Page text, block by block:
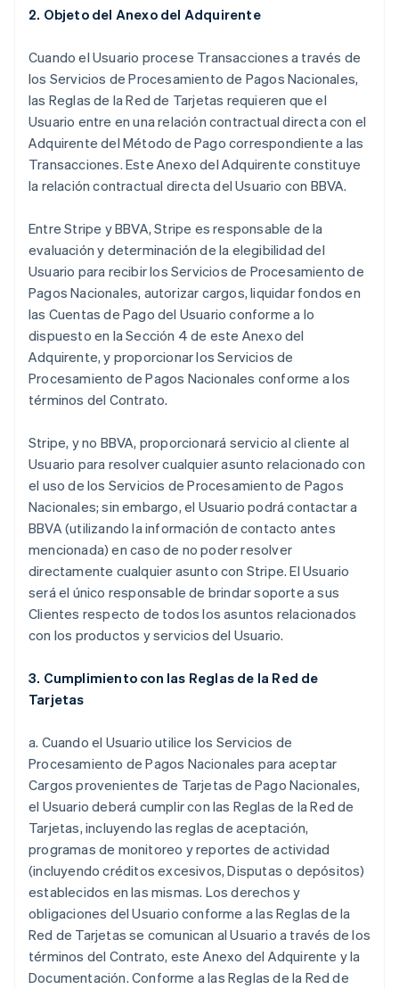
2. Objeto del Anexo del Adquirente
Cuando el Usuario procese Transacciones a través de
los Servicios de Procesamiento de Pagos Nacionales,
las Reglas de la Red de Tarjetas requieren que el
Usuario entre en una relación contractual directa con el
Adquirente del Método de Pago correspondiente a las
Transacciones. Este Anexo del Adquirente constituye
la relación contractual directa del Usuario con BBVA.
Entre Stripe y BBVA, Stripe es responsable de la
evaluación y determinación de la elegibilidad del
Usuario para recibir los Servicios de Procesamiento de
Pagos Nacionales, autorizar cargos, liquidar fondos en
las Cuentas de Pago del Usuario conforme a lo
dispuesto en la Sección 4 de este Anexo del
Adquirente, y proporcionar los Servicios de
Procesamiento de Pagos Nacionales conforme a los
términos del Contrato.
Stripe, y no BBVA, proporcionará servicio al cliente al
Usuario para resolver cualquier asunto relacionado con
el uso de los Servicios de Procesamiento de Pagos
Nacionales; sin embargo, el Usuario podrá contactar a
BBVA (utilizando la información de contacto antes
mencionada) en caso de no poder resolver
directamente cualquier asunto con Stripe. El Usuario
será el único responsable de brindar soporte a sus
Clientes respecto de todos los asuntos relacionados
con los productos y servicios del Usuario.
3. Cumplimiento con las Reglas de la Red de
Tarjetas
a. Cuando el Usuario utilice los Servicios de
Procesamiento de Pagos Nacionales para aceptar
Cargos provenientes de Tarjetas de Pago Nacionales,
el Usuario deberá cumplir con las Reglas de la Red de
Tarjetas, incluyendo las reglas de aceptación,
programas de monitoreo y reportes de actividad
(incluyendo créditos excesivos, Disputas o depósitos)
establecidos en las mismas. Los derechos y
obligaciones del Usuario conforme a las Reglas de la
Red de Tarjetas se comunican al Usuario a través de los
términos del Contrato, este Anexo del Adquirente y la
Documentación. Conforme a las Reglas de la Red de